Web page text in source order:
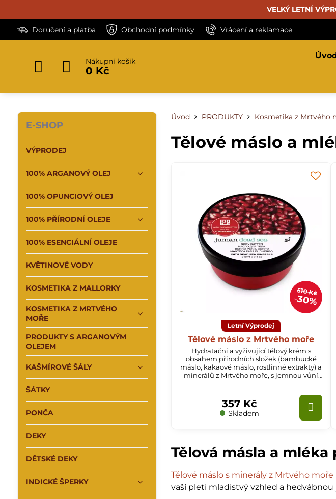
VELKÝ LETNÍ
Doručení a platba Obchodní podmínky Vrácení a reklamace
Nákupní košík
0 Kč
Úvod PRODUKTY Kosmetika z Mrtvého
Tělové máslo a
510 Kč
30%
Letní Výprodej
Tělové máslo z Mrtvého moře
Hydratační a vyživující tělový krém s
obsahem přírodních složek (bambucké
máslo, kakaové máslo, rostlinné extrakty) a
minerálů z Mrtvého moře, s jemnou vůní
Skladem
357 Kč
Tělová másla a
Tělové máslo s minerály z Mrtvého moře
vaší pleti mladistvý vzhled a hedvábnou
E-SHOP
VÝPRODEJ
100% ARGANOVÝ OLEJ
100% OPUNCIOVÝ OLEJ
100% PŘÍRODNÍ OLEJE
100% ESENCIÁLNÍ OLEJE
KVĚTINOVÉ VODY
KOSMETIKA Z MALLORKY
KOSMETIKA Z MRTVÉHO
MOŘE
PRODUKTY S ARGANOVÝM
OLEJEM
KAŠMÍROVÉ ŠÁLY
ŠÁTKY
PONČA
DEKY
DĚTSKÉ DEKY
INDICKÉ ŠPERKY